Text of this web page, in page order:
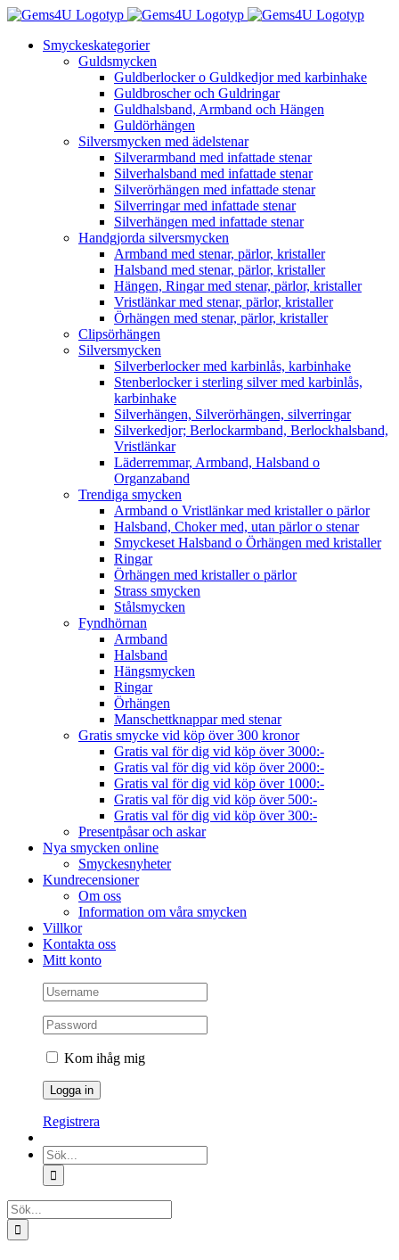
Fortsätt
innehålletSmyckeskategorier
Guldsmycken
Guldberlocker o Guldkedjor med karbinhake
Guldbroscher och Guldringar
Guldhalsband, Armband och Hängen
Guldörhängen
Silversmycken med ädelstenar
Silverarmband med infattade stenar
Silverhalsband med infattade stenar
Silverörhängen med infattade stenar
Silverringar med infattade stenar
Silverhängen med infattade stenar
Handgjorda silversmycken
Armband med stenar, pärlor, kristaller
Halsband med stenar, pärlor, kristaller
Hängen, Ringar med stenar, pärlor, kristaller
Vristlänkar med stenar, pärlor, kristaller
Örhängen med stenar, pärlor, kristaller
Clipsörhängen
Silversmycken
Silverberlocker med karbinlås, karbinhake
Stenberlocker i sterling silver med karbinlås,
karbinhake
Silverhängen, Silverörhängen, silverringar
Silverkedjor; Berlockarmband, Berlockhalsband,
Vristlänkar
Läderremmar, Armband, Halsband o
Organzaband
Trendiga smycken
Armband o Vristlänkar med kristaller o pärlor
Halsband, Choker med, utan pärlor o stenar
Smyckeset Halsband o Örhängen med kristaller
Ringar
Örhängen med kristaller o pärlor
Strass smycken
Stålsmycken
Fyndhörnan
Armband
Halsband
Hängsmycken
Ringar
Örhängen
Manschettknappar med stenar
Gratis smycke vid köp över 300 kronor
Gratis val för dig vid köp över 3000:-
Gratis val för dig vid köp över 2000:-
Gratis val för dig vid köp över 1000:-
Gratis val för dig vid köp över 500:-
Gratis val för dig vid köp över 300:-
Presentpåsar och askar
Nya smycken online
Smyckesnyheter
Kundrecensioner
Om oss
Information om våra smycken
Villkor
Kontakta oss
Mitt konto
Kom ihåg mig
Registrera
Sök
efter:
Sök
efter: